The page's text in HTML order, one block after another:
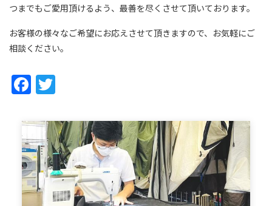
つまでもご愛用頂けるよう、最善を尽くさせて頂いております。
お客様の様々なご希望にお応えさせて頂きますので、お気軽にご
相談ください。
Facebook